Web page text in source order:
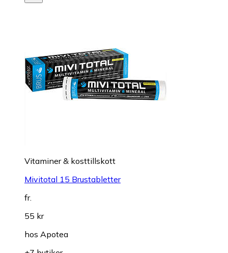
Vitaminer & kosttillskott
Mivitotal 15 Brustabletter
fr.
55 kr
hos Apotea